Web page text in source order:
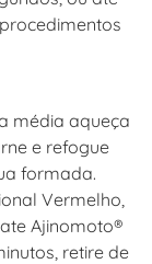
média aqueça
e refogue
formada.
Vermelho,
Ajinomoto®
retire de